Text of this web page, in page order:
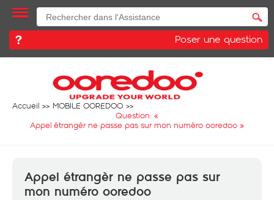
Poser une question
Accueil
MOBILE OOREDOO
Question: «
Appel étrangèr ne passe pas sur mon numéro ooredoo »
Appel étrangèr ne passe pas sur
mon numéro ooredoo